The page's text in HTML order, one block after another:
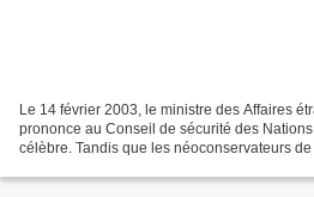
Le 14 février 2003, le ministre des Affaires
prononce au Conseil de sécurité des
célèbre. Tandis que les néoconservateurs de